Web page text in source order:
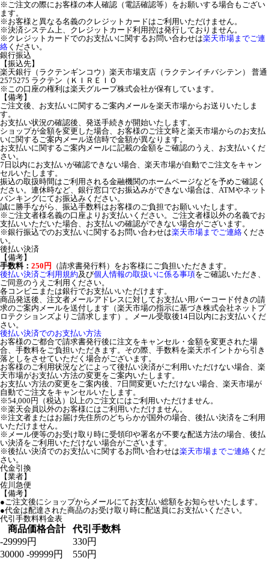
※ご注文の際にお客様の本人確認（電話確認等）をお願いする場合もござい
ます。
※お客様と異なる名義のクレジットカードはご利用いただけません。
※決済システム上、クレジットカード利用控は発行しておりません。
※クレジットカードでのお支払いに関するお問い合わせは楽天市場までご連
絡 ください。
銀行振込
【振込先】
楽天銀行（ラクテンギンコウ）楽天市場支店（ラクテンイチバシテン） 普通
2575275 ラクテン（ＫＩＲＥＩＯ
※この口座の権利は楽天グループ株式会社が保有しています。
【備考】
ご注文後、お支払いに関するご案内メールを楽天市場からお送りいたしま
す。
お支払い状況の確認後、発送手続きが開始いたします。
ショップが金額を変更した場合、お客様のご注文時と楽天市場からのお支払
いに関するご案内メール送信時で金額が異なります。
お支払いに関するご案内メールに記載の金額をご確認のうえ、お支払いくだ
さい。
7日以内にお支払いが確認できない場合、楽天市場が自動でご注文をキャン
セルいたします。
振込の取扱時間はご利用される金融機関のホームページなどを予めご確認く
ださい。連休時など、銀行窓口でお振込みができない場合は、ATMやネット
バンキングにてお振込みください。
誠に勝手ながら、振込手数料はお客様のご負担でお願いいたします。
※ご注文者様名義の口座よりお支払いください。ご注文者様以外の名義でお
支払いいただいた場合、お支払いの確認ができない場合がございます。
※銀行振込でのお支払いに関するお問い合わせは楽天市場までご連絡 くださ
い。
後払い決済
【備考】
手数料： 250円
（請求書発行料）をお客様にご負担いただきます。
後払い決済ご利用規約及び個人情報の取扱いに係る事項をご確認いただき、
ご同意のうえご利用ください。
各コンビニまたは銀行でお支払いいただけます。
商品発送後、注文者メールアドレスに対してお支払い用バーコード付きの請
求のご案内メールを送付します（楽天市場の指示に基づき株式会社ネットプ
ロテクションズよりご請求します）。メール受取後14日以内にお支払いくだ
さい。
後払い決済でのお支払い方法
お客様のご都合で請求書発行後に注文をキャンセル・金額を変更された場
合、手数料をご負担いただきます。その際、手数料を楽天ポイントから引き
落としをさせていただく場合がございます。
お客様のご利用状況などによって後払い決済がご利用いただけない場合、楽
天市場がお支払い方法の変更をご案内いたします。
お支払い方法の変更をご案内後、7日間変更いただけない場合、楽天市場が
自動でご注文をキャンセルいたします。
※54,000円（税込）以上のご注文にはご利用いただけません。
※楽天会員以外のお客様にはご利用いただけません。
※注文者またはお届け先住所のどちらかが国外の場合、後払い決済をご利用
いただけません。
※メール便等のお受け取り時に受領印や署名が不要な配送方法の場合、後払
い決済をご利用いただけない場合がございます。
※後払い決済でのお支払いに関するお問い合わせは楽天市場までご連絡 くだ
さい。
代金引換
【業者】
佐川急便
【備考】
●ご注文後にショップからメールにてお支払い総額をお知らせいたします。
●代金は配達された商品のお受け取り時に配送員にお支払いください。
代引手数料料金表
商品価格合計
代引手数料
-29999円
330円
30000 -99999円
550円